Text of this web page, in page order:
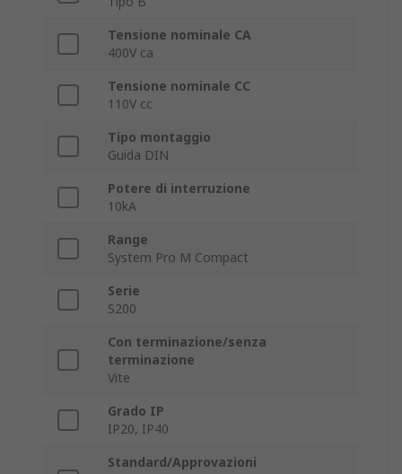
Tensione nominale CA
400V ca
Tensione nominale CC
110V cc
Tipo montaggio
Guida DIN
Potere di interruzione
10kA
Range
System Pro M Compact
Serie
S200
Con terminazione/senza
terminazione
Vite
Grado IP
IP20, IP40
Standard/Approvazioni